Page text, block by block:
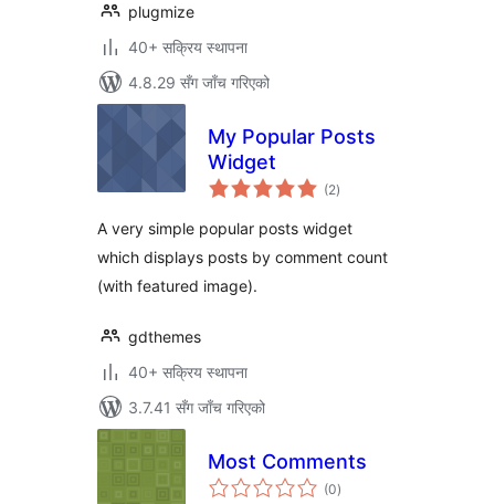
plugmize
40+ सक्रिय स्थापना
4.8.29 सँग जाँच गरिएको
My Popular Posts
Widget
(2कुल
रेटिङ्गहरू
)
A very simple popular posts widget
which displays posts by comment count
(with featured image).
gdthemes
40+ सक्रिय स्थापना
3.7.41 सँग जाँच गरिएको
Most Comments
(0कुल
रेटिङ्गहरू
)